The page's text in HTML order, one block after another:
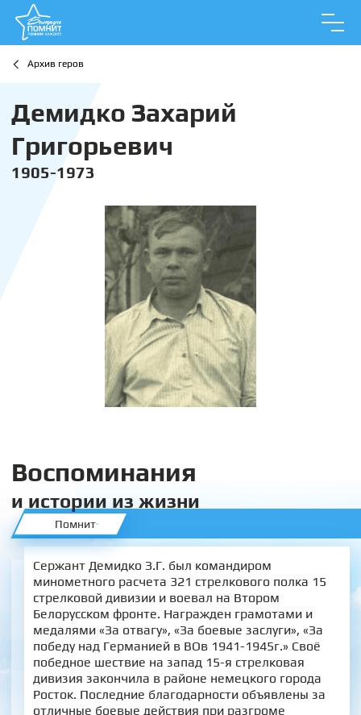
Архив геров
Демидко Захарий
Григорьевич
1905-1973
Воспоминания
и истории из жизни
Помнит
Сержант Демидко З.Г. был командиром
минометного расчета 321 стрелкового полка 15
стрелковой дивизии и воевал на Втором
Белорусском фронте. Награжден грамотами и
медалями «За отвагу», «За боевые заслуги», «За
победу над Германией в ВОв 1941-1945г.» Своё
победное шествие на запад 15-я стрелковая
дивизия закончила в районе немецкого города
Росток. Последние благодарности объявлены за
отличные боевые действия при разгроме